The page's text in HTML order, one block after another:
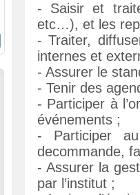
- Saisir et
etc…), et les
- Traiter,
internes et
- Assurer le
- Tenir des
- Participer à
événements ;
- Participer
decommande,
- Assurer la
par l’institut ;